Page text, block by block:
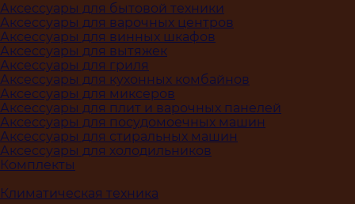
Аксессуары для бытовой техники
Аксессуары для варочных центров
Аксессуары для винных шкафов
Аксессуары для вытяжек
Аксессуары для гриля
Аксессуары для кухонных комбайнов
Аксессуары для миксеров
Аксессуары для плит и варочных панелей
Аксессуары для посудомоечных машин
Аксессуары для стиральных машин
Аксессуары для холодильников
Комплекты
Климатическая техника